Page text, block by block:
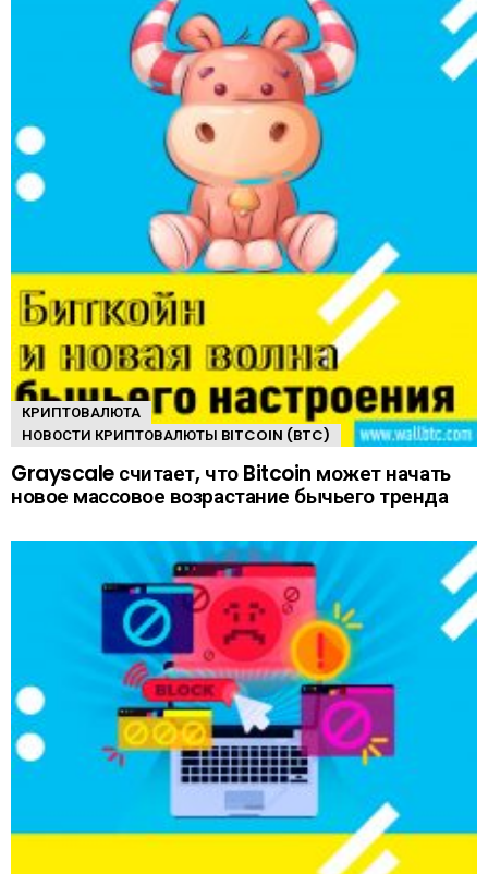
КРИПТОВАЛЮТА
НОВОСТИ КРИПТОВАЛЮТЫ BITCOIN (BTC)
Grayscale считает, что Bitcoin может начать
новое массовое возрастание бычьего тренда